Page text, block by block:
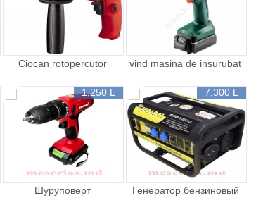
Ciocan rotopercutor
vind masina de insurubat
1,250 L
Шуруповерт
7,300 L
Генератор бензиновый